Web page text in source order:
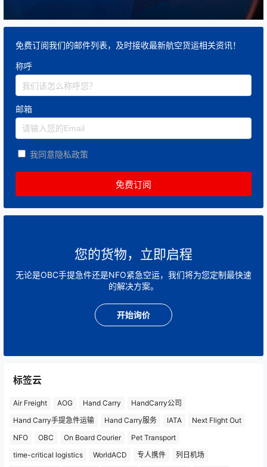
免费订阅我们的邮件列表，及时接收最新航空货运相关资讯！
称呼
邮箱
我同意隐私政策
您的货物，立即启程
无论是OBC手提急件还是NFO紧急空运，我们将为您定制最快速
的解决方案。
开始询价
标签云
Air Freight AOG Hand Carry
HandCarry公司
Hand Carry手提急件运输
Hand Carry服务 IATA
Next Flight Out
NFO
OBC On Board Courier
Pet Transport
time-critical logistics
WorldACD 专人携件 列日机场